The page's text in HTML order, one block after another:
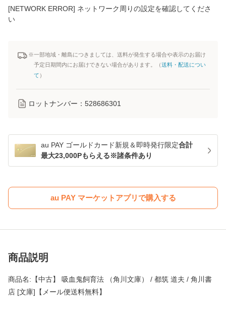
[NETWORK ERROR] ネットワーク周りの設定を確認してくださ
い
※一部地域・離島につきましては、送料が発生する場合や表示のお届け
予定日期間内にお届けできない場合があります。（送料・配送につい
て ）
ロットナンバー： 528686301
au PAY ゴールドカード新規＆即時発行限定合計
最大23,000Pもらえる※諸条件あり
au PAY マーケットアプリで購入する
商品説明
商品名:【中古】 吸血鬼飼育法 （角川文庫） / 都筑 道夫 / 角川書
店 [文庫]【メール便送料無料】